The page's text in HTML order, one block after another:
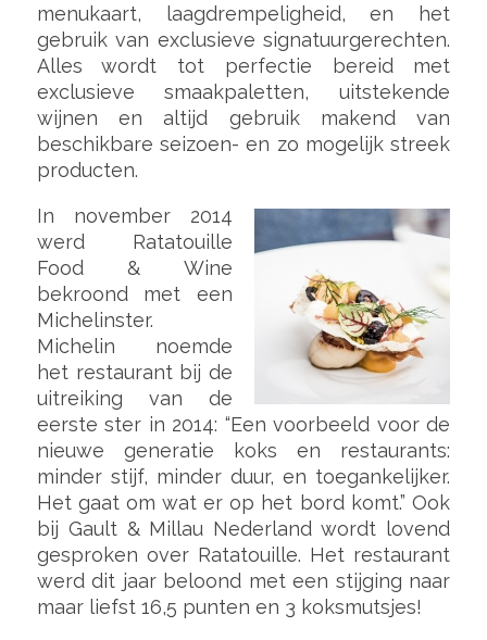
menukaart, laagdrempeligheid, en het
gebruik van exclusieve signatuurgerechten.
Alles wordt tot perfectie bereid met
exclusieve smaakpaletten, uitstekende
wijnen en altijd gebruik makend van
beschikbare seizoen- en zo mogelijk streek
producten.
In november 2014
werd Ratatouille
Food & Wine
bekroond met een
Michelinster.
Michelin noemde
het restaurant bij de
uitreiking van de
eerste ster in 2014: “Een voorbeeld voor de
nieuwe generatie koks en restaurants:
minder stijf, minder duur, en toegankelijker.
Het gaat om wat er op het bord komt.” Ook
bij Gault & Millau Nederland wordt lovend
gesproken over Ratatouille. Het restaurant
werd dit jaar beloond met een stijging naar
maar liefst 16,5 punten en 3 koksmutsjes!